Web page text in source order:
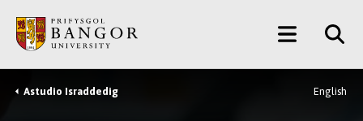
Prif
Gynnwys
Main
Menu
Breadcrumb
Astudio Israddedig English